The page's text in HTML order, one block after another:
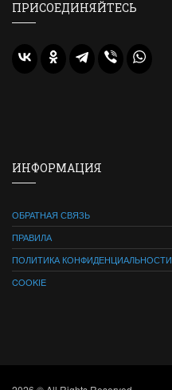
ПРИСОЕДИНЯЙТЕСЬ
ИНФОРМАЦИЯ
ОБРАТНАЯ СВЯЗЬ
ПРАВИЛА
ПОЛИТИКА КОНФИДЕНЦИАЛЬНОСТИ
COOKIE